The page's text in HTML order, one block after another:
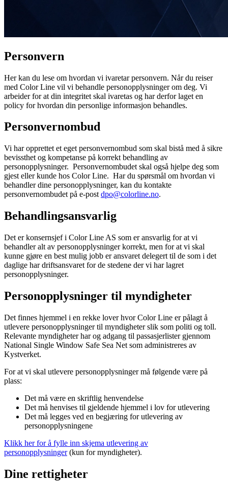
Personvern
Her kan du lese om hvordan vi ivaretar personvern. Når du reiser
med Color Line vil vi behandle personopplysninger om deg. Vi
arbeider for at din integritet skal ivaretas og har derfor laget en
policy for hvordan din personlige informasjon behandles.
Personvernombud
Vi har opprettet et eget personvernombud som skal bistå med å sikre
bevissthet og kompetanse på korrekt behandling av
personopplysninger. Personvernombudet skal også hjelpe deg som
gjest eller kunde hos Color Line. Har du spørsmål om hvordan vi
behandler dine personopplysninger, kan du kontakte
personvernombudet på e-post dpo@colorline.no.
Behandlingsansvarlig
Det er konsernsjef i Color Line AS som er ansvarlig for at vi
behandler alt av personopplysninger korrekt, men for at vi skal
kunne gjøre en best mulig jobb er ansvaret delegert til de som i det
daglige har driftsansvaret for de stedene der vi har lagret
personopplysninger.
Personopplysninger til myndigheter
Det finnes hjemmel i en rekke lover hvor Color Line er pålagt å
utlevere personopplysninger til myndigheter slik som politi og toll.
Relevante myndigheter har og adgang til passasjerlister gjennom
National Single Window Safe Sea Net som administreres av
Kystverket.
For at vi skal utlevere personopplysninger må følgende være på
plass:
Det må være en skriftlig henvendelse
Det må henvises til gjeldende hjemmel i lov for utlevering
Det må legges ved en begjæring for utlevering av
personopplysningene
Klikk her for å fylle inn skjema utlevering av
personopplysninger(kun for myndigheter).
Dine rettigheter